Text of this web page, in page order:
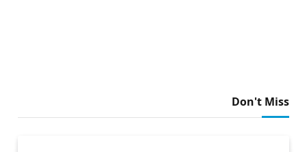
Don't Miss